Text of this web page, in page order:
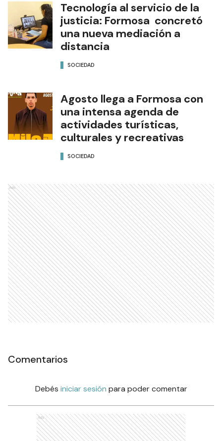
Tecnología al servicio de la
justicia: Formosa concretó
una nueva mediación a
distancia
SOCIEDAD
Agosto llega a Formosa con
una intensa agenda de
actividades turísticas,
culturales y recreativas
SOCIEDAD
Ads
Comentarios
Debés iniciar sesión para poder comentar
Ads